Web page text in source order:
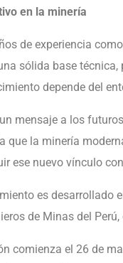
en la minería
de experiencia
sólida base
depende del
mensaje a los
que la minería
ese nuevo vínculo
es desarrollado
de Minas del
comienza el 26 de